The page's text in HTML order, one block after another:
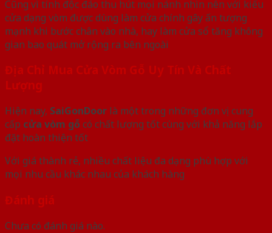
Cũng vì tính độc đáo thu hút mọi nánh nhìn nên với kiểu
cửa dạng vòm được dùng làm cửa chính gây ấn tượng
mạnh khi bước chân vào nhà, hay làm cửa sổ tăng không
gian bao quát mở rộng ra bên ngoài
Địa Chỉ Mua Cửa Vòm Gỗ Uy Tín Và Chất
Lượng
Hiện nay, SaiGonDoor là một trong những đơn vị cung
cấp cửa vòm gỗ có chất lượng tốt cùng với khả năng lắp
đặt hoàn thiện tốt
Với giá thành rẻ, nhiều chất liệu đa dạng phù hợp với
mọi nhu cầu khác nhau của khách hàng
Đánh giá
Chưa có đánh giá nào.